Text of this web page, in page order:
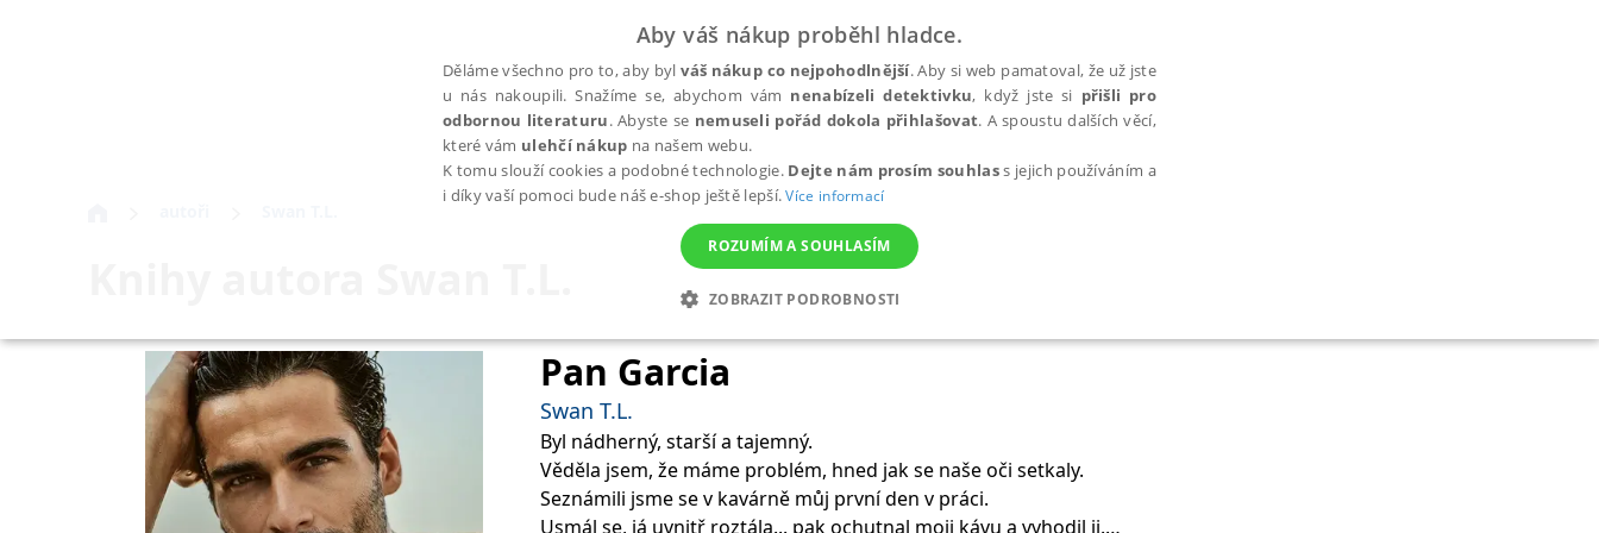
Pan Garcia
Swan T.L.
Byl nádherný, starší a tajemný.
Věděla jsem, že máme problém, hned jak se naše oči setkaly.
Seznámili jsme se v kavárně můj první den v práci.
Usmál se, já uvnitř roztála... pak ochutnal moji kávu a vyhodil ji.
Aby váš nákup proběhl hladce.
Děláme všechno pro to, aby bylváš nákup co nejpohodlnější. Aby si web pamatoval, že už jste
u nás nakoupili. Snažíme se, abychom vám nenabízeli detektivku, když jste si přišli pro
odbornou literaturu. Abyste se nemuseli pořád dokola přihlašovat. A spoustu dalších věcí,
které vám ulehčí nákup na našem webu.
K tomu slouží cookies a podobné technologie. Dejte nám prosím souhlass jejich používáním a
i díky vaší pomoci bude náš e-shop ještě lepší.Více informací
ROZUMÍM A SOUHLASÍM
ZOBRAZIT PODROBNOSTI
NEZBYTNÉ ANALYTICKÉ MARKETINGOVÉ FUNKČNÍ NEZAŘAZENÉ SOUBORY
Nezbytné Analytické Marketingové
Nezbytně nutné soubory cookie umožňují základní funkce webových stránek, jako je přihlášení uživatele a správa účtu. Webové stránky nelze bez nezbytně nutných souborů cookie správně používat.
Provider /